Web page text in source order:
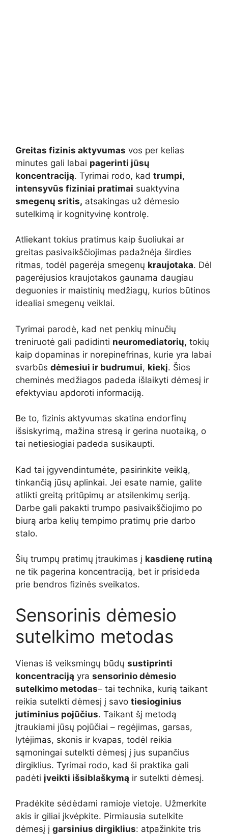
Greitas fizinis aktyvumas vos per kelias
minutes gali labai pagerinti jūsų
koncentraciją. Tyrimai rodo, kad trumpi,
intensyvūs fiziniai pratimai suaktyvina
smegenų sritis, atsakingas už dėmesio
sutelkimą ir kognityvinę kontrolę.
Atliekant tokius pratimus kaip šuoliukai ar
greitas pasivaikščiojimas padažnėja širdies
ritmas, todėl pagerėja smegenų kraujotaka. Dėl
pagerėjusios kraujotakos gaunama daugiau
deguonies ir maistinių medžiagų, kurios būtinos
idealiai smegenų veiklai.
Tyrimai parodė, kad net penkių minučių
treniruotė gali padidinti neuromediatorių, tokių
kaip dopaminas ir norepinefrinas, kurie yra labai
svarbūs dėmesiui ir budrumui, kiekį. Šios
cheminės medžiagos padeda išlaikyti dėmesį ir
efektyviau apdoroti informaciją.
Be to, fizinis aktyvumas skatina endorfinų
išsiskyrimą, mažina stresą ir gerina nuotaiką, o
tai netiesiogiai padeda susikaupti.
Kad tai įgyvendintumėte, pasirinkite veiklą,
tinkančią jūsų aplinkai. Jei esate namie, galite
atlikti greitą pritūpimų ar atsilenkimų seriją.
Darbe gali pakakti trumpo pasivaikščiojimo po
biurą arba kelių tempimo pratimų prie darbo
stalo.
Šių trumpų pratimų įtraukimas į kasdienę rutiną
ne tik pagerina koncentraciją, bet ir prisideda
prie bendros fizinės sveikatos.
Sensorinis dėmesio
sutelkimo metodas
Vienas iš veiksmingų būdų sustiprinti
koncentraciją yra sensorinio dėmesio
sutelkimo metodas– tai technika, kurią taikant
reikia sutelkti dėmesį į savo tiesioginius
jutiminius pojūčius. Taikant šį metodą
įtraukiami jūsų pojūčiai – regėjimas, garsas,
lytėjimas, skonis ir kvapas, todėl reikia
sąmoningai sutelkti dėmesį į jus supančius
dirgiklius. Tyrimai rodo, kad ši praktika gali
padėti įveikti išsiblaškymą ir sutelkti dėmesį.
Pradėkite sėdėdami ramioje vietoje. Užmerkite
akis ir giliai įkvėpkite. Pirmiausia sutelkite
dėmesį į garsinius dirgiklius: atpažinkite tris